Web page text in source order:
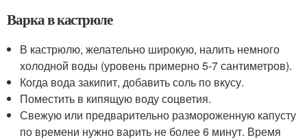
Варка в кастрюле
В кастрюлю, желательно широкую, налить немного
холодной воды (уровень примерно 5-7 сантиметров).
Когда вода закипит, добавить соль по вкусу.
Поместить в кипящую воду соцветия.
Свежую или предварительно размороженную капусту
по времени нужно варить не более 6 минут. Время